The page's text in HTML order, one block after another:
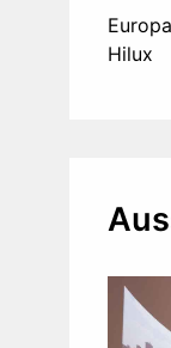
Hilux